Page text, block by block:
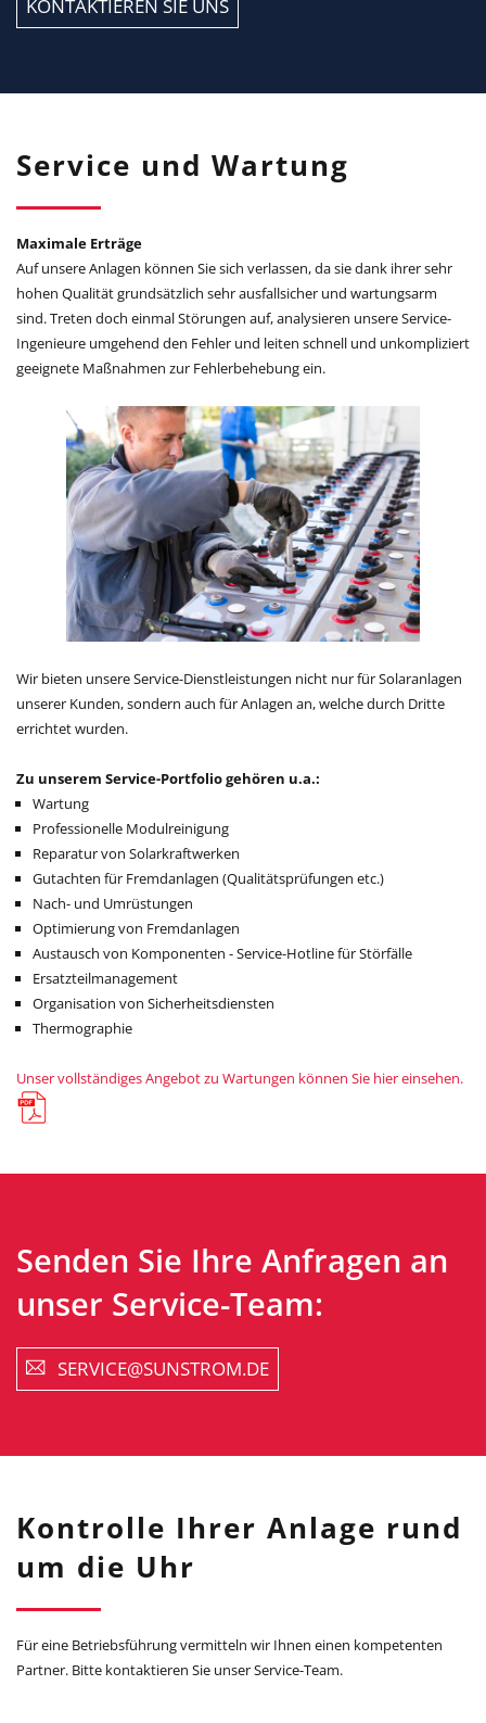
KONTAKTIEREN SIE UNS
Service und Wartung
Maximale Erträge
Auf unsere Anlagen können Sie sich verlassen, da sie dank ihrer sehr
hohen Qualität grundsätzlich sehr ausfallsicher und wartungsarm
sind. Treten doch einmal Störungen auf, analysieren unsere Service-
Ingenieure umgehend den Fehler und leiten schnell und unkompliziert
geeignete Maßnahmen zur Fehlerbehebung ein.
Wir bieten unsere Service-Dienstleistungen nicht nur für Solaranlagen
unserer Kunden, sondern auch für Anlagen an, welche durch Dritte
errichtet wurden.
Zu unserem Service-Portfolio gehören u.a.:
Wartung
Professionelle Modulreinigung
Reparatur von Solarkraftwerken
Gutachten für Fremdanlagen (Qualitätsprüfungen etc.)
Nach- und Umrüstungen
Optimierung von Fremdanlagen
Austausch von Komponenten - Service-Hotline für Störfälle
Ersatzteilmanagement
Organisation von Sicherheitsdiensten
Thermographie
Unser vollständiges Angebot zu Wartungen können Sie hier einsehen.
Senden Sie Ihre Anfragen an
unser Service-Team:
SERVICE@SUNSTROM.DE
Kontrolle Ihrer Anlage rund
um die Uhr
Für eine Betriebsführung vermitteln wir Ihnen einen kompetenten
Partner. Bitte kontaktieren Sie unser Service-Team.